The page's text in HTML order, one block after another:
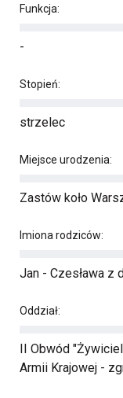
Funkcja:
-
Stopień:
strzelec
Miejsce urodzenia:
Zastów koło
Imiona rodziców:
Jan - Czesława z
Oddział:
II Obwód
Armii Krajowej -